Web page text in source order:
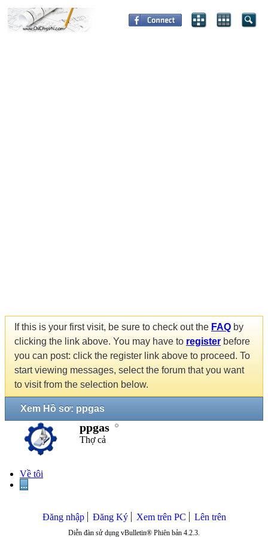
If this is your first visit, be sure to check out the FAQ by
clicking the link above. You may have to register before
you can post: click the register link above to proceed. To
start viewing messages, select the forum that you want
to visit from the selection below.
Xem Hồ sơ: ppgas
ppgas
Thợ cả
Về tôi
...
Đăng nhập Đăng Ký Xem trên PC Lên trên
Diễn đàn sử dụng vBulletin® Phiên bản 4.2.3.